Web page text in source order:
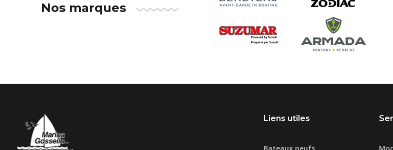
Nos marques
Liens utiles